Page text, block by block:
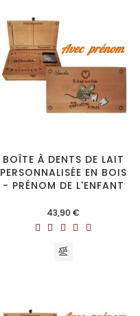
BOÎTE À DENTS DE LAIT
PERSONNALISÉE EN BOIS
- PRÉNOM DE L'ENFANT
Prix
43,90 €